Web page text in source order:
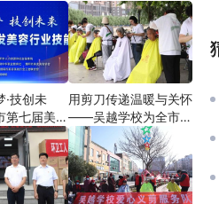
技能大赛圆满闭幕
·技创未
第七届美发
能大赛在市
隆重举行
用剪刀传递温暖与关怀
——吴越学校为全市户
外劳动者爱心义剪